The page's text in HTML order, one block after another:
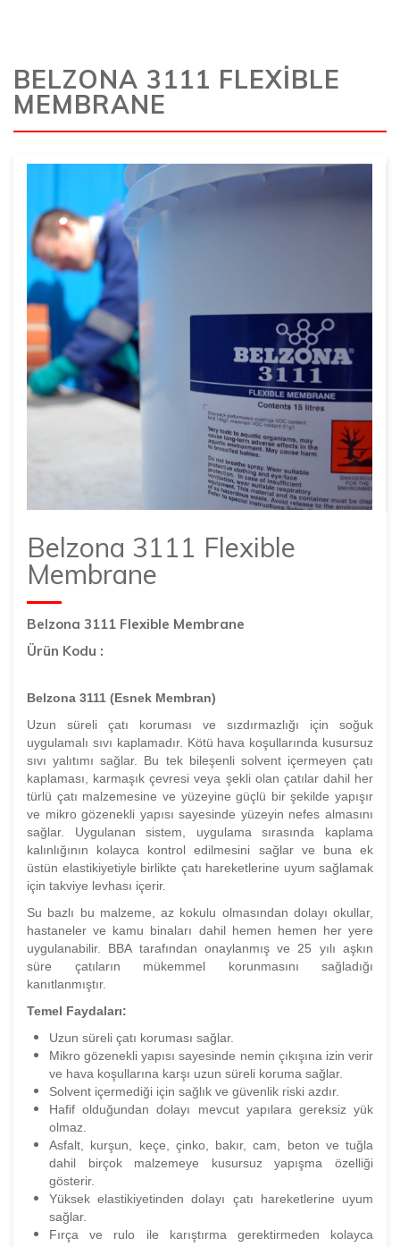
BELZONA 3111 FLEXİBLE
MEMBRANE
Belzona 3111 Flexible
Membrane
Belzona 3111 Flexible Membrane
Ürün Kodu :
Belzona 3111 (Esnek Membran)
Uzun süreli çatı koruması ve sızdırmazlığı için soğuk
uygulamalı sıvı kaplamadır. Kötü hava koşullarında kusursuz
sıvı yalıtımı sağlar. Bu tek bileşenli solvent içermeyen çatı
kaplaması, karmaşık çevresi veya şekli olan çatılar dahil her
türlü çatı malzemesine ve yüzeyine güçlü bir şekilde yapışır
ve mikro gözenekli yapısı sayesinde yüzeyin nefes almasını
sağlar. Uygulanan sistem, uygulama sırasında kaplama
kalınlığının kolayca kontrol edilmesini sağlar ve buna ek
üstün elastikiyetiyle birlikte çatı hareketlerine uyum sağlamak
için takviye levhası içerir.
Su bazlı bu malzeme, az kokulu olmasından dolayı okullar,
hastaneler ve kamu binaları dahil hemen hemen her yere
uygulanabilir. BBA tarafından onaylanmış ve 25 yılı aşkın
süre çatıların mükemmel korunmasını sağladığı
kanıtlanmıştır.
Temel Faydaları:
Uzun süreli çatı koruması sağlar.
Mikro gözenekli yapısı sayesinde nemin çıkışına izin verir
ve hava koşullarına karşı uzun süreli koruma sağlar.
Solvent içermediği için sağlık ve güvenlik riski azdır.
Hafif olduğundan dolayı mevcut yapılara gereksiz yük
olmaz.
Asfalt, kurşun, keçe, çinko, bakır, cam, beton ve tuğla
dahil birçok malzemeye kusursuz yapışma özelliği
gösterir.
Yüksek elastikiyetinden dolayı çatı hareketlerine uyum
sağlar.
Fırça ve rulo ile karıştırma gerektirmeden kolayca